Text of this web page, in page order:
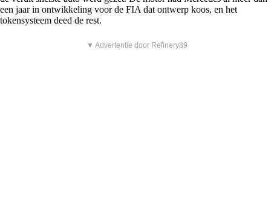
een jaar in ontwikkeling voor de FIA dat ontwerp koos, en het
tokensysteem deed de rest.
▼ Advertentie door Refinery89